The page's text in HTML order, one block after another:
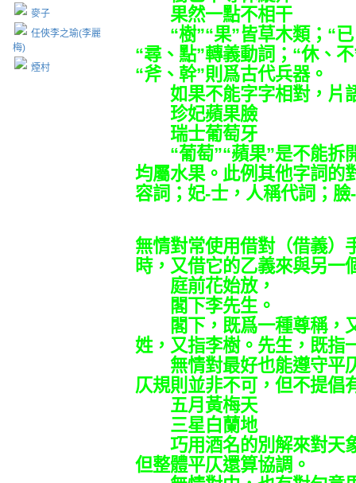
麥子
任俠李之瑜(李麗
梅)
煙村
果然一點不相干
“樹”“果”皆草木類；“已
“尋、點”轉義動詞；“休、
“斧、幹”則爲古代兵器。
如果不能字字相對，片
珍妃蘋果臉
瑞士葡萄牙
“葡萄”“蘋果”是不能拆
均屬水果。此例其他字詞的
容詞；妃-士，人稱代詞；
無情對常使用借對（借義）
時，又借它的乙義來與另一
庭前花始放，
閣下李先生。
閣下，既爲一種尊稱，
姓，又指李樹。先生，既指
無情對最好也能遵守平
仄規則並非不可，但不提倡
五月黃梅天
三星白蘭地
巧用酒名的別解來對天
但整體平仄還算協調。